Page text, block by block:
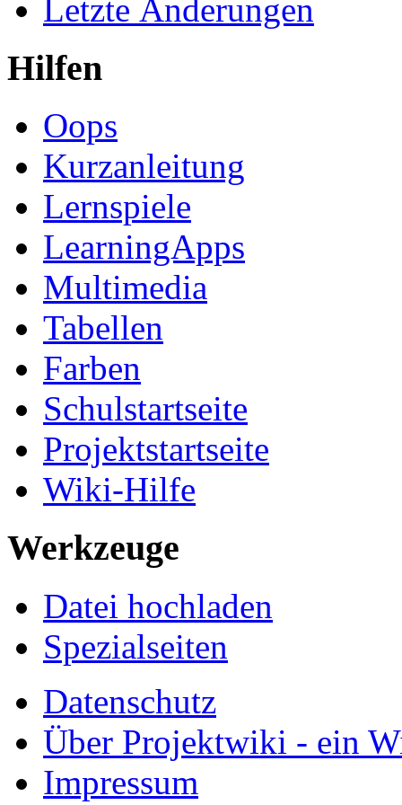
Schulen und Projekte
Letzte Änderungen
Hilfen
Oops
Kurzanleitung
Lernspiele
LearningApps
Multimedia
Tabellen
Farben
Schulstartseite
Projektstartseite
Wiki-Hilfe
Werkzeuge
Datei hochladen
Spezialseiten
Datenschutz
Über Projektwiki - ein